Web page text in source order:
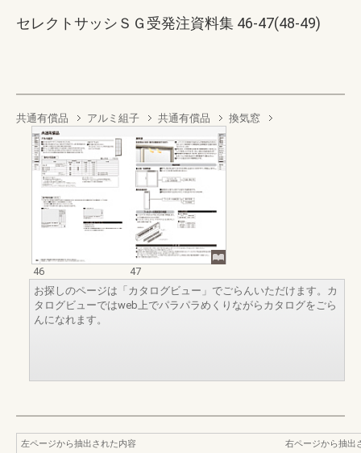
セレクトサッシＳＧ受発注資料集 46-47(48-49)
共通有償品 アルミ組子 共通有償品 換気窓
46
47
お探しのページは「カタログビュー」でごらんいただけます。カ
タログビューではweb上でパラパラめくりながらカタログをごら
んになれます。
左ページから抽出された内容
右ページから抽出